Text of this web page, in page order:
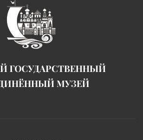
ГОСУДАРСТВЕННЫЙ
МУЗЕЙ